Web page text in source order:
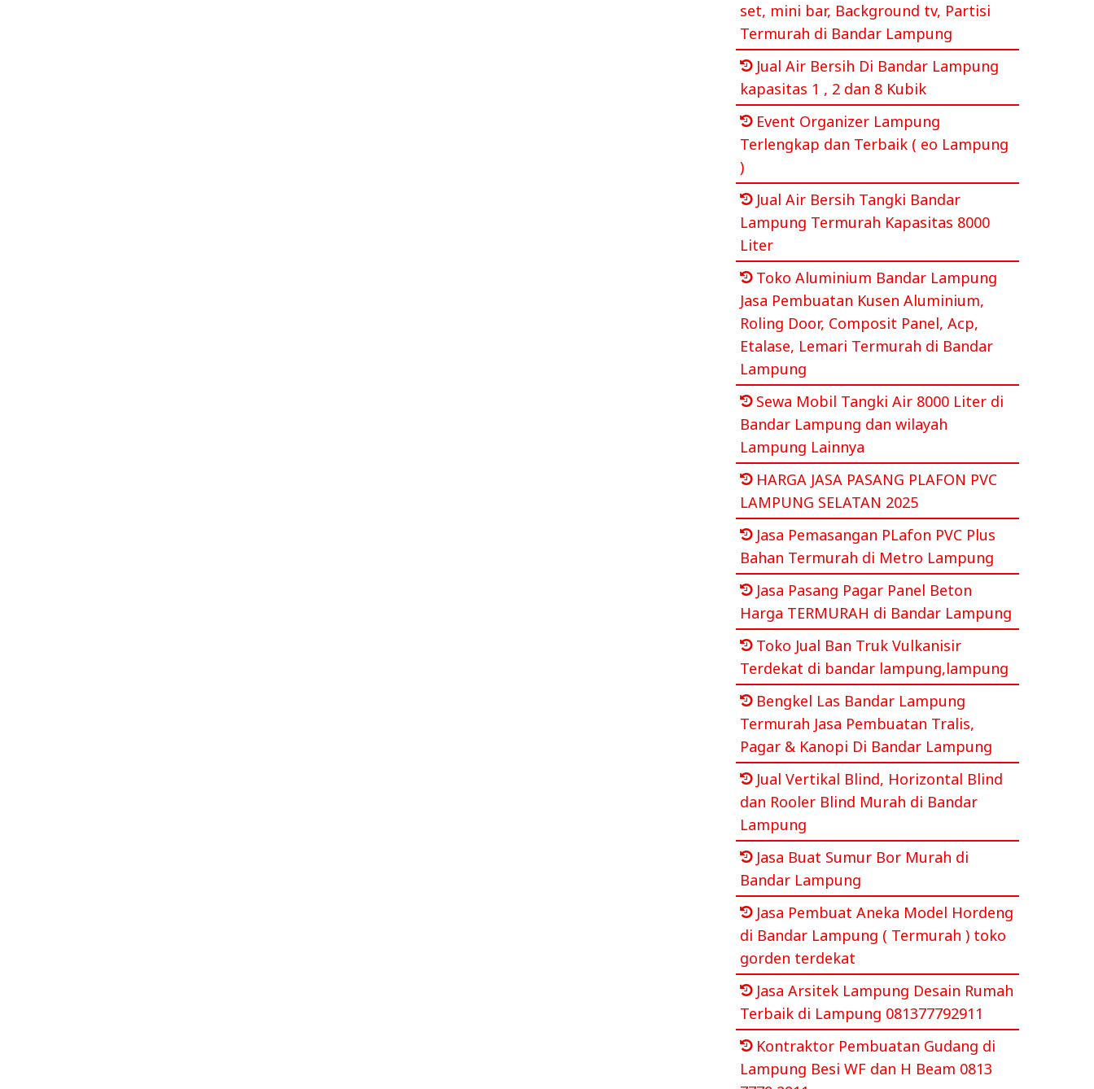
set, mini bar, Background tv, Partisi
Termurah di Bandar Lampung
Jual Air Bersih Di Bandar Lampung
kapasitas 1 , 2 dan 8 Kubik
Event Organizer Lampung
Terlengkap dan Terbaik ( eo Lampung
)
Jual Air Bersih Tangki Bandar
Lampung Termurah Kapasitas 8000
Liter
Toko Aluminium Bandar Lampung
Jasa Pembuatan Kusen Aluminium,
Roling Door, Composit Panel, Acp,
Etalase, Lemari Termurah di Bandar
Lampung
Sewa Mobil Tangki Air 8000 Liter di
Bandar Lampung dan wilayah
Lampung Lainnya
HARGA JASA PASANG PLAFON PVC
LAMPUNG SELATAN 2025
Jasa Pemasangan PLafon PVC Plus
Bahan Termurah di Metro Lampung
Jasa Pasang Pagar Panel Beton
Harga TERMURAH di Bandar Lampung
Toko Jual Ban Truk Vulkanisir
Terdekat di bandar lampung,lampung
Bengkel Las Bandar Lampung
Termurah Jasa Pembuatan Tralis,
Pagar & Kanopi Di Bandar Lampung
Jual Vertikal Blind, Horizontal Blind
dan Rooler Blind Murah di Bandar
Lampung
Jasa Buat Sumur Bor Murah di
Bandar Lampung
Jasa Pembuat Aneka Model Hordeng
di Bandar Lampung ( Termurah ) toko
gorden terdekat
Jasa Arsitek Lampung Desain Rumah
Terbaik di Lampung 081377792911
Kontraktor Pembuatan Gudang di
Lampung Besi WF dan H Beam 0813